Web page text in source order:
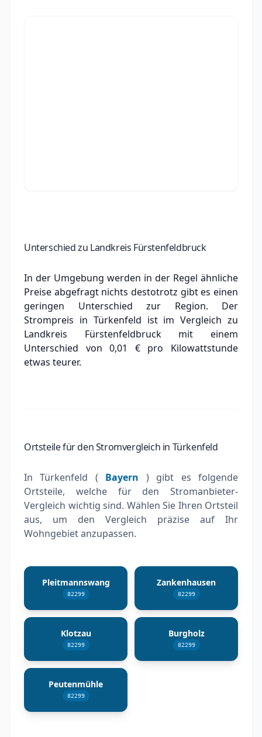
Unterschied zu Landkreis Fürstenfeldbruck
In der Umgebung werden in der Regel ähnliche
Preise abgefragt nichts destotrotz gibt es einen
geringen Unterschied zur Region. Der
Strompreis in Türkenfeld ist im Vergleich zu
Landkreis Fürstenfeldbruck mit einem
Unterschied von 0,01 € pro Kilowattstunde
etwas teurer.
Ortsteile für den Stromvergleich in Türkenfeld
In Türkenfeld ( Bayern ) gibt es folgende
Ortsteile, welche für den Stromanbieter-
Vergleich wichtig sind. Wählen Sie Ihren Ortsteil
aus, um den Vergleich präzise auf Ihr
Wohngebiet anzupassen.
Pleitmannswang
82299
Zankenhausen
82299
Klotzau
82299
Burgholz
82299
Peutenmühle
82299